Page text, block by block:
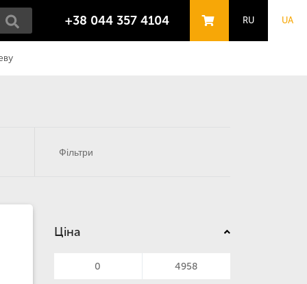
+38 044 357 4104 RU UA
Ціна
Фільтри